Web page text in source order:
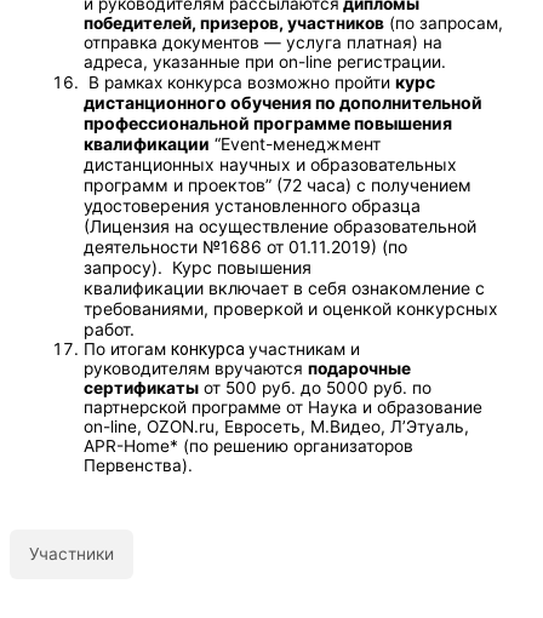
и руководителям рассылаются дипломы
победителей, призеров, участников(по запросам,
отправка документов — услуга платная) на
адреса, указанные при on-line регистрации.
В рамках конкурса возможно пройти курс
дистанционного обучения по дополнительной
профессиональной программе повышения
квалификации “Event-менеджмент
дистанционных научных и образовательных
программ и проектов” (72 часа) с получением
удостоверения установленного образца
(Лицензия на осуществление образовательной
деятельности №1686 от 01.11.2019) (по
запросу). Курс повышения
квалификации включает в себя ознакомление с
требованиями, проверкой и оценкой конкурсных
работ.
По итогам конкурсаучастникам и
руководителям вручаются подарочные
сертификатыот 500 руб. до 5000 руб. по
партнерской программе от Наука и образование
on-line, OZON.ru, Евросеть, М.Видео, Л’Этуаль,
APR-Home* (по решению организаторов
Первенства).
Участники